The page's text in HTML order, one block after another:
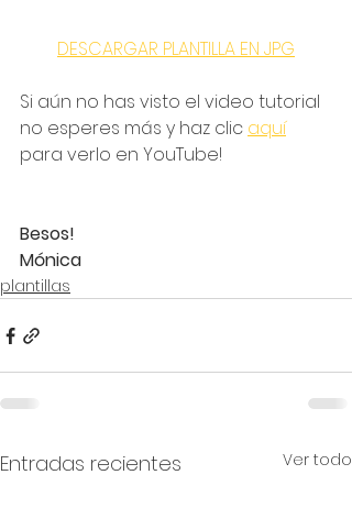
DESCARGAR PLANTILLA EN JPG
Si aún no has visto el video tutorial
no esperes más y haz clic aquí
para verlo en YouTube!
Besos!
Mónica
plantillas
Entradas recientes Ver todo